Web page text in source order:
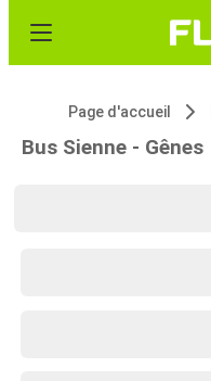
Page d'accueil
Bus Sienne - Gênes